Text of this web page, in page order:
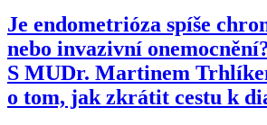
Je endometrióza spíše
nebo invazivní
S MUDr. Martinem
o tom, jak zkrátit cestu k